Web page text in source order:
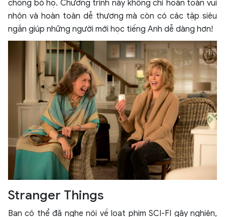
chồng bỏ họ. Chương trình này không chỉ hoàn toàn vui
nhộn và hoàn toàn dễ thương mà còn có các tập siêu
ngắn giúp những người mới học tiếng Anh dễ dàng hơn!
Stranger Things
Bạn có thể đã nghe nói về loạt phim SCI-FI gây nghiện,